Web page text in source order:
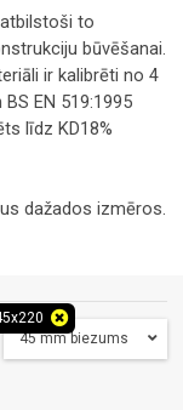
to
būvēšanai.
ir kalibrēti no 4
EN 519:1995
līdz KD18%
dažados izmēros.
45 mm biezums